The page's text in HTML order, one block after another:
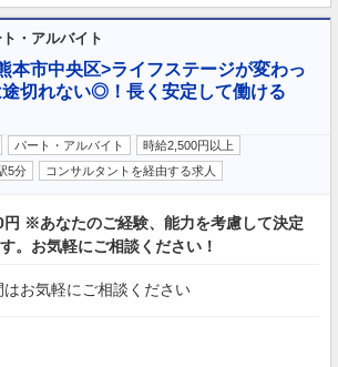
・アルバイト
市中央区>ライフステージが変わっ
切れない◎！長く安定して働ける
パート・アルバイト
時給2,500円以上
5分 コンサルタントを経由する求人
円 ※あなたのご経験、能力を考慮して決定
。お気軽にご相談ください！
はお気軽にご相談ください